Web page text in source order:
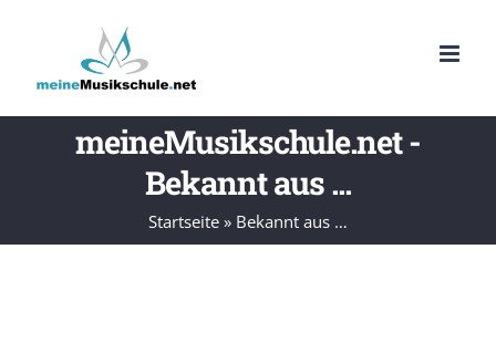
springen
meineMusikschule.net -
Bekannt aus ...
Startseite » Bekannt aus …